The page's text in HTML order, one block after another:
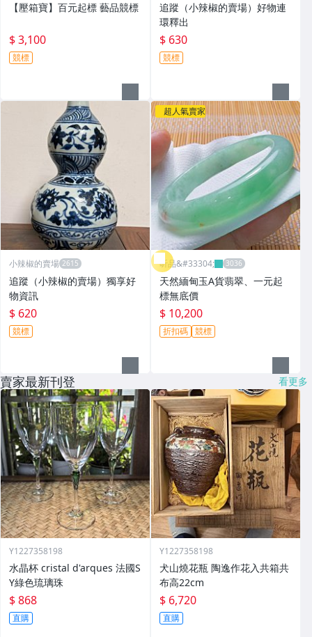
【壓箱寶】百元起標 藝品競標
$ 3,100
競標
追蹤（小辣椒的賣場）好物連
環釋出
$ 630
競標
小辣椒的賣場
追蹤（小辣椒的賣場）獨享好
物資訊
$ 620
競標
超人氣賣家
昕品&#33304;
天然緬甸玉A貨翡翠、一元起
標無底價
$ 10,200
折扣碼 競標
賣家最新刊登 看更多
Y1227358198
水晶杯 cristal d'arques 法國S
Y綠色琉璃珠
$ 868
直購
Y1227358198
犬山燒花瓶 陶逸作花入共箱共
布高22cm
$ 6,720
直購